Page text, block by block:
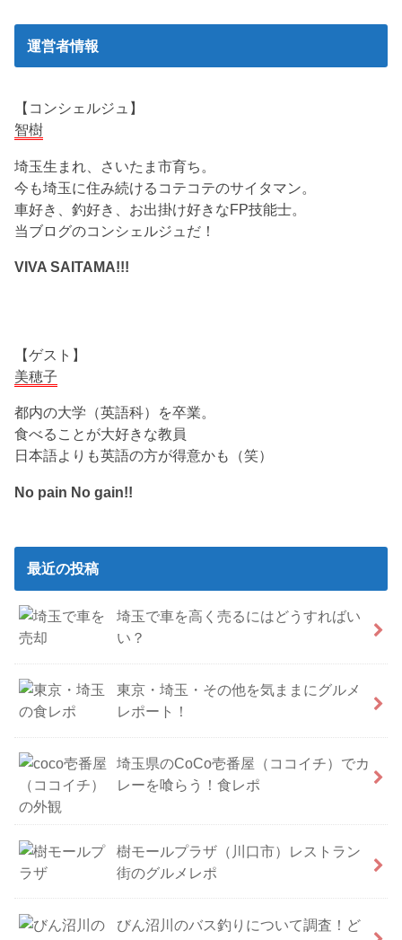
運営者情報
【コンシェルジュ】
智樹
埼玉生まれ、さいたま市育ち。
今も埼玉に住み続けるコテコテのサイタマン。
車好き、釣好き、お出掛け好きなFP技能士。
当ブログのコンシェルジュだ！
VIVA SAITAMA!!!
【ゲスト】
美穂子
都内の大学（英語科）を卒業。
食べることが大好きな教員
日本語よりも英語の方が得意かも（笑）
No pain No gain!!
最近の投稿
埼玉で車を高く売るにはどうすればい
い？
東京・埼玉・その他を気ままにグルメ
レポート！
埼玉県のCoCo壱番屋（ココイチ）でカ
レーを喰らう！食レポ
樹モールプラザ（川口市）レストラン
街のグルメレポ
びん沼川のバス釣りについて調査！ど